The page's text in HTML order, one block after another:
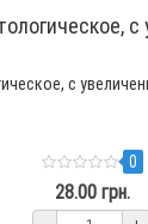
c
0
28.00 грн.